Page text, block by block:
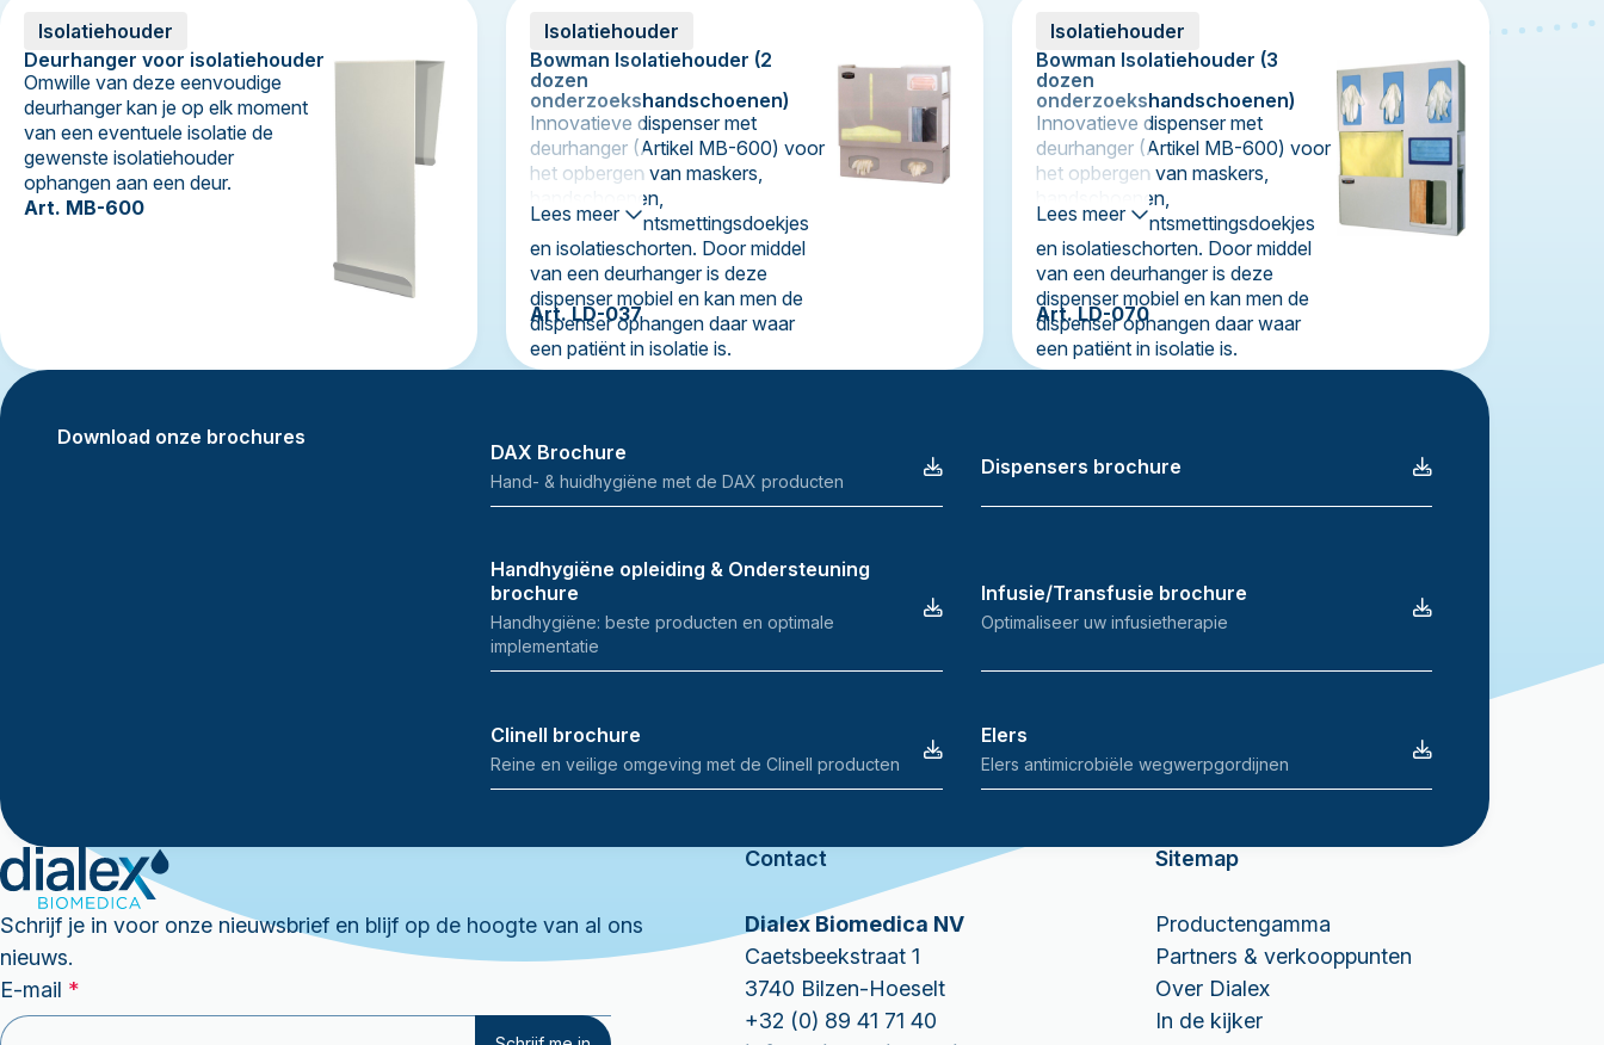
Isolatiehouder
Deurhanger voor isolatiehouder
Omwille van deze eenvoudige
deurhanger kan je op elk moment
van een eventuele isolatie de
gewenste isolatiehouder
ophangen aan een deur.
Art. MB-600
Isolatiehouder
Bowman Isolatiehouder (2
dozen
onderzoekshandschoenen)
Innovatieve dispenser met
deurhanger (Artikel MB-600) voor
het opbergen van maskers,
handschoenen,
oppervlakteontsmettingsdoekjes
en isolatieschorten. Door middel
van een deurhanger is deze
dispenser mobiel en kan men de
dispenser ophangen daar waar
een patiënt in isolatie is.
Lees meer
Art. LD-037
Isolatiehouder
Bowman Isolatiehouder (3
dozen
onderzoekshandschoenen)
Innovatieve dispenser met
deurhanger (Artikel MB-600) voor
het opbergen van maskers,
handschoenen,
oppervlakteontsmettingsdoekjes
en isolatieschorten. Door middel
van een deurhanger is deze
dispenser mobiel en kan men de
dispenser ophangen daar waar
een patiënt in isolatie is.
Lees meer
Art. LD-070
Download onze brochures
DAX Brochure
Hand- & huidhygiëne met de DAX producten
Dispensers brochure
Handhygiëne opleiding & Ondersteuning
brochure
Handhygiëne: beste producten en optimale
implementatie
Infusie/Transfusie brochure
Optimaliseer uw infusietherapie
Clinell brochure
Reine en veilige omgeving met de Clinell producten
Elers
Elers antimicrobiële wegwerpgordijnen
Schrijf je in voor onze nieuwsbrief en blijf op de hoogte van al ons
nieuws.
E-mail *
E-
mail
Contact
Dialex Biomedica NV
Caetsbeekstraat 1
3740 Bilzen-Hoeselt
+32 (0) 89 41 71 40
Sitemap
Productengamma
Partners & verkooppunten
Over Dialex
In de kijker